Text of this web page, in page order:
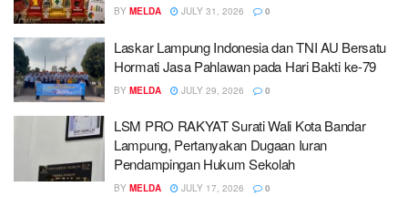
BY MELDA JULY 31, 2026 0
Laskar Lampung Indonesia dan TNI AU Bersatu
Hormati Jasa Pahlawan pada Hari Bakti ke-79
BY MELDA JULY 29, 2026 0
LSM PRO RAKYAT Surati Wali Kota Bandar
Lampung, Pertanyakan Dugaan Iuran
Pendampingan Hukum Sekolah
BY MELDA JULY 17, 2026 0